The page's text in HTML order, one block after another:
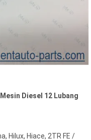
Diesel 12 Lubang
Hilux, Hiace, 2TR FE /